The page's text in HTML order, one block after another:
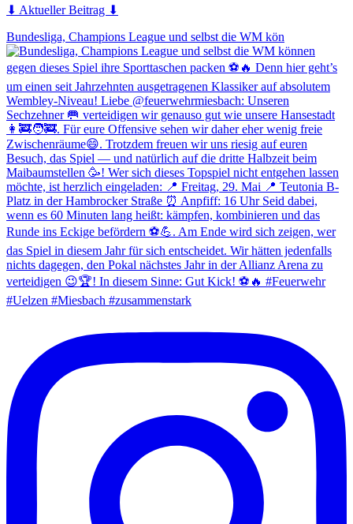
⬇ Aktueller Beitrag ⬇
Bundesliga, Champions League und selbst die WM kön